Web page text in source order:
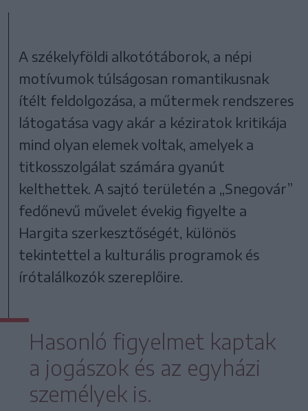
A székelyföldi alkotótáborok, a népi
motívumok túlságosan romantikusnak
ítélt feldolgozása, a műtermek rendszeres
látogatása vagy akár a kéziratok kritikája
mind olyan elemek voltak, amelyek a
titkosszolgálat számára gyanút
kelthettek. A sajtó területén a „Snegovár”
fedőnevű művelet évekig figyelte a
Hargita szerkesztőségét, különös
tekintettel a kulturális programok és
írótalálkozók szereplőire.
Hasonló figyelmet kaptak
a jogászok és az egyházi
személyek is.